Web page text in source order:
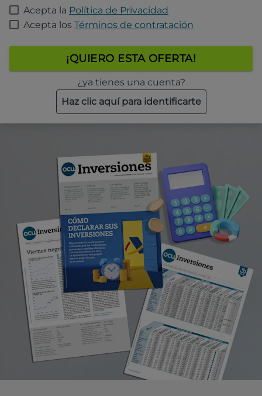
Acepta la Política de Privacidad
Acepta los Términos de contratación
¡QUIERO ESTA OFERTA!
¿ya tienes una cuenta?
Haz clic aquí para identificarte